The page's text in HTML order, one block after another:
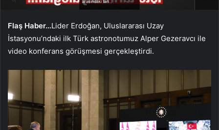
Flaş Haber…Lider Erdoğan, Uluslararası Uzay
İstasyonu’ndaki ilk Türk astronotumuz Alper Gezeravcı ile
video konferans görüşmesi gerçekleştirdi.